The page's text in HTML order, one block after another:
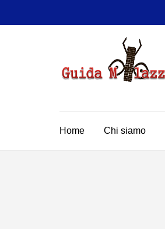
Home Chi siamo